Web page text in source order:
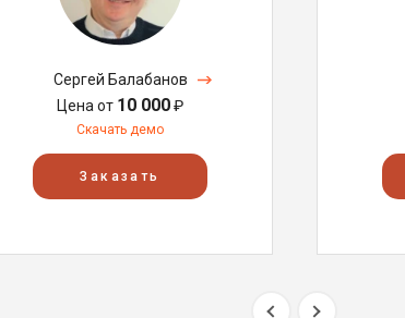
Сергей Балабанов
Цена от 10 000₽
Скачать демо
Заказать